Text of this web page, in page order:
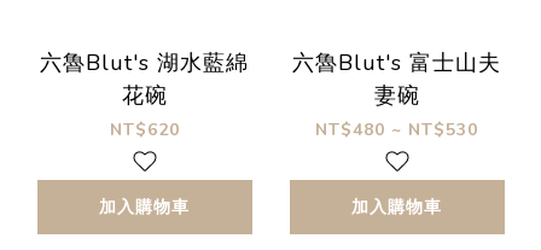
六魯Blut's 湖水藍綿
花碗
NT$620
加入購物車
六魯Blut's 富士山夫
妻碗
NT$480 ~ NT$530
加入購物車